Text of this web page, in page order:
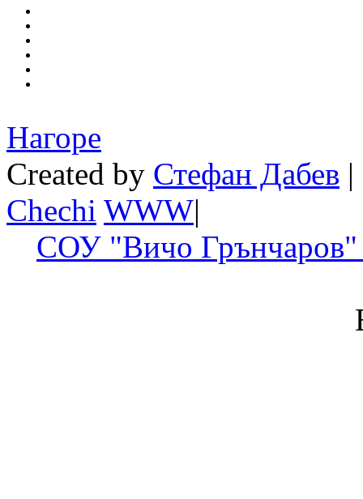
Нагоре
Created by Стефан Дабев
Chechi WWW|
СОУ "Вичо Грънчаров"